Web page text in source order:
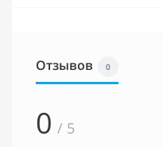
Отзывов 0
0 / 5